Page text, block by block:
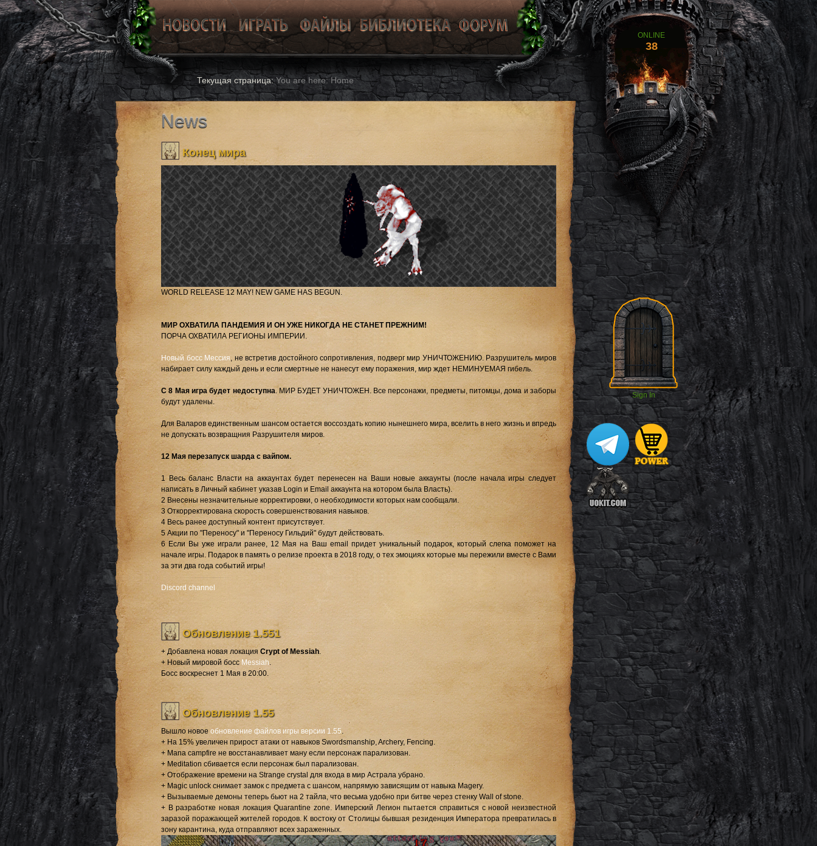
You are here:Home
News
Конец мира
WORLD RELEASE 12 MAY! NEW GAME HAS BEGUN.
МИР ОХВАТИЛА ПАНДЕМИЯ И ОН УЖЕ НИКОГДА НЕ СТАНЕТ ПРЕЖНИМ!
ПОРЧА ОХВАТИЛА РЕГИОНЫ ИМПЕРИИ.
Новый босс Мессия, не встретив достойного сопротивления, подверг мир УНИЧТОЖЕНИЮ. Разрушитель миров
набирает силу каждый день и если смертные не нанесут ему поражения, мир ждет НЕМИНУЕМАЯ гибель.
С 8 Мая игра будет недоступна. МИР БУДЕТ УНИЧТОЖЕН. Все персонажи, предметы, питомцы, дома и заборы
будут удалены.
Для Валаров единственным шансом остается воссоздать копию нынешнего мира, вселить в него жизнь и впредь
не допускать возвращния Разрушителя миров.
12 Мая перезапуск шарда с вайпом.
1 Весь баланс Власти на аккаунтах будет перенесен на Ваши новые аккаунты (после начала игры следует
написать в Личный кабинет указав Login и Email аккаунта на котором была Власть).
2 Внесены незначительные корректировки, о необходимости которых нам сообщали.
3 Откорректирована скорость совершенствования навыков.
4 Весь ранее доступный контент присутствует.
5 Акции по "Переносу" и "Переносу Гильдий" будут действовать.
6 Если Вы уже играли ранее, 12 Мая на Ваш email придет уникальный подарок, который слегка поможет на
начале игры. Подарок в память о релизе проекта в 2018 году, о тех эмоциях которые мы пережили вместе с Вами
за эти два года событий игры!
Discord channel
Обновление 1.551
+ Добавлена новая локация Crypt of Messiah.
+ Новый мировой босс Messiah.
Босс воскреснет 1 Мая в 20:00.
Обновление 1.55
Вышло новое обновление файлов игры версии 1.55.
+ На 15% увеличен прирост атаки от навыков Swordsmanship, Archery, Fencing.
+ Mana campfire не восстанавливает ману если персонаж парализован.
+ Meditation сбивается если персонаж был парализован.
+ Отображение времени на Strange crystal для входа в мир Астрала убрано.
+ Magic unlock снимает замок с предмета с шансом, напрямую зависящим от навыка Magery.
+ Вызываемые демоны теперь бьют на 2 тайла, что весьма удобно при битве через стенку Wall of stone.
+ В разработке новая локация Quarantine zone. Имперский Легион пытается справиться с новой неизвестной
заразой поражающей жителей городов. К востоку от Столицы бывшая резиденция Императора превратилась в
зону карантина, куда отправляют всех зараженных.
ONLINE
38
Sign In